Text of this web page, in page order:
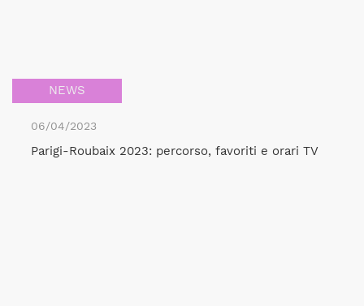
NEWS
06/04/2023
Parigi-Roubaix 2023: percorso, favoriti e orari TV